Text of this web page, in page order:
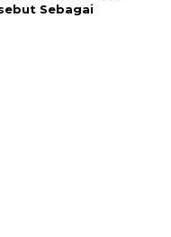
Sebagai